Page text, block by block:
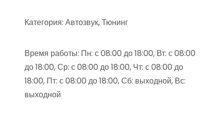
Категория: Автозвук, Тюнинг
Время работы: Пн: с 08:00 до 18:00, Вт: с 08:00
до 18:00, Ср: с 08:00 до 18:00, Чт: с 08:00 до
18:00, Пт: с 08:00 до 18:00, Сб: выходной, Вс:
выходной